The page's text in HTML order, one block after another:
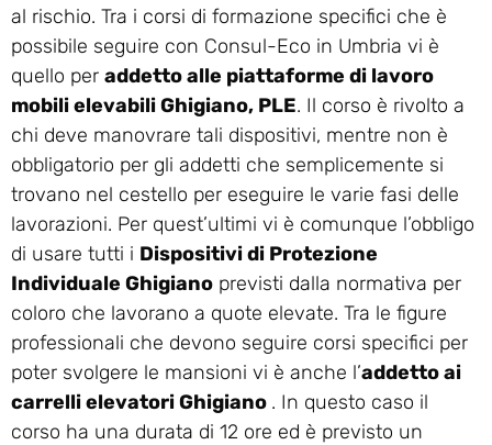
al rischio. Tra i corsi di formazione specifici che è
possibile seguire con Consul-Eco in Umbria vi è
quello per addetto alle piattaforme di lavoro
mobili elevabili Ghigiano, PLE. Il corso è rivolto a
chi deve manovrare tali dispositivi, mentre non è
obbligatorio per gli addetti che semplicemente si
trovano nel cestello per eseguire le varie fasi delle
lavorazioni. Per quest’ultimi vi è comunque l’obbligo
di usare tutti i Dispositivi di Protezione
Individuale Ghigiano previsti dalla normativa per
coloro che lavorano a quote elevate. Tra le figure
professionali che devono seguire corsi specifici per
poter svolgere le mansioni vi è anche l’addetto ai
carrelli elevatori Ghigiano . In questo caso il
corso ha una durata di 12 ore ed è previsto un